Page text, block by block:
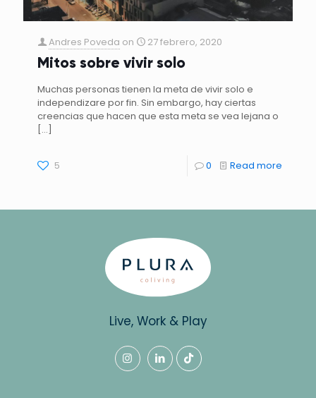
Andres Poveda on 27 febrero, 2020
Mitos sobre vivir solo
Muchas personas tienen la meta de vivir solo e
independizare por fin. Sin embargo, hay ciertas
creencias que hacen que esta meta se vea lejana o
[…]
5 0 Read more
Live, Work & Play